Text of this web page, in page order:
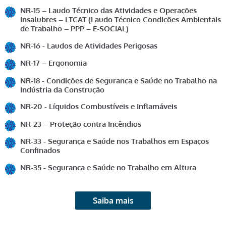
NR-15 – Laudo Técnico das Atividades e Operações
Insalubres – LTCAT (Laudo Técnico Condições Ambientais
de Trabalho – PPP – E-SOCIAL)
NR-16 - Laudos de Atividades Perigosas
NR-17 – Ergonomia
NR-18 - Condições de Segurança e Saúde no Trabalho na
Indústria da Construção
NR-20 - Líquidos Combustíveis e Inflamáveis
NR-23 – Proteção contra Incêndios
NR-33 - Segurança e Saúde nos Trabalhos em Espaços
Confinados
NR-35 - Segurança e Saúde no Trabalho em Altura
Saiba mais